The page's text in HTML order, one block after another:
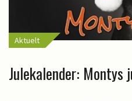
Aktuelt
Julekalender: